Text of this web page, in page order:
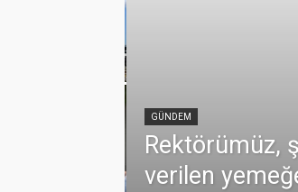
GÜNDEM
Rektörümüz,
verilen